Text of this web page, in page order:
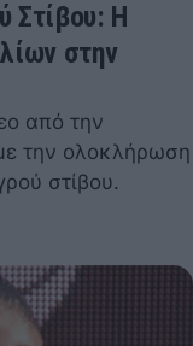
Στίβου: Η
στην
από την
την ολοκλήρωση
στίβου.